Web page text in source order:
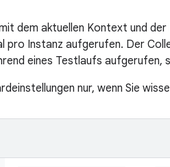
dem aktuellen Kontext und
pro Instanz aufgerufen. Der
eines Testlaufs aufgerufen,
nur, wenn Sie